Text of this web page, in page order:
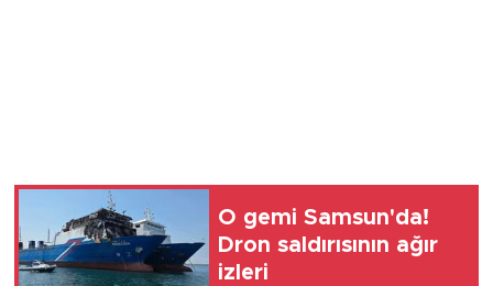
O gemi Samsun'da!
Dron saldırısının ağır
izleri